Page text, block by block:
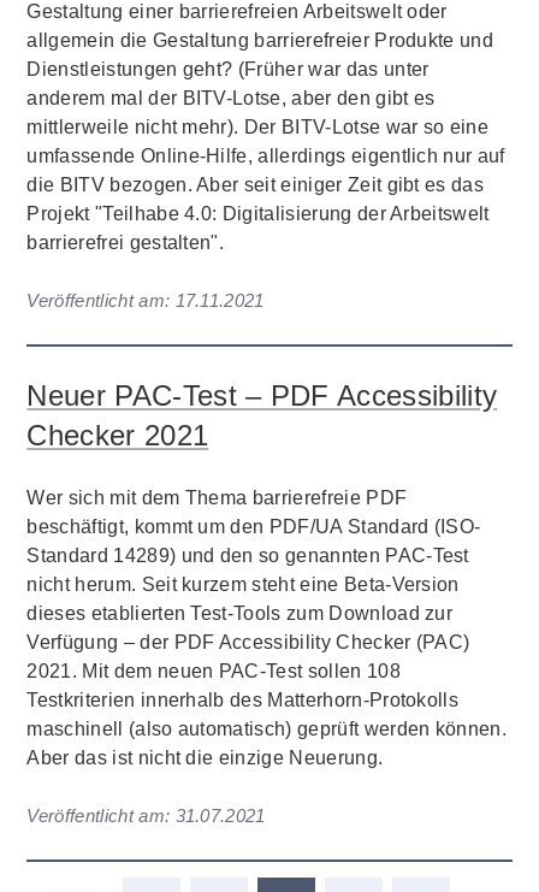
Gestaltung einer barrierefreien Arbeitswelt oder
allgemein die Gestaltung barrierefreier Produkte und
Dienstleistungen geht? (Früher war das unter
anderem mal der BITV-Lotse, aber den gibt es
mittlerweile nicht mehr). Der BITV-Lotse war so eine
umfassende Online-Hilfe, allerdings eigentlich nur auf
die BITV bezogen. Aber seit einiger Zeit gibt es das
Projekt "Teilhabe 4.0: Digitalisierung der Arbeitswelt
barrierefrei gestalten".
Veröffentlicht am: 17.11.2021
Neuer PAC-Test – PDF Accessibility
Checker 2021
Wer sich mit dem Thema barrierefreie PDF
beschäftigt, kommt um den PDF/UA Standard (ISO-
Standard 14289) und den so genannten PAC-Test
nicht herum. Seit kurzem steht eine Beta-Version
dieses etablierten Test-Tools zum Download zur
Verfügung – der PDF Accessibility Checker (PAC)
2021. Mit dem neuen PAC-Test sollen 108
Testkriterien innerhalb des Matterhorn-Protokolls
maschinell (also automatisch) geprüft werden können.
Aber das ist nicht die einzige Neuerung.
Veröffentlicht am: 31.07.2021